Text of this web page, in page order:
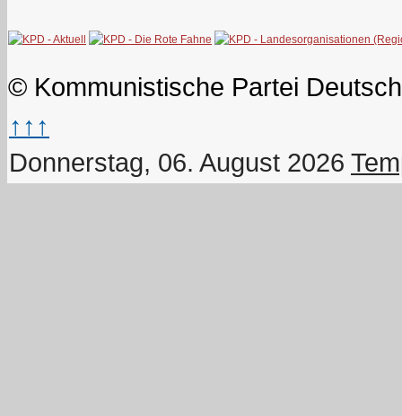
© Kommunistische Partei
↑↑↑
Donnerstag, 06. August 2026